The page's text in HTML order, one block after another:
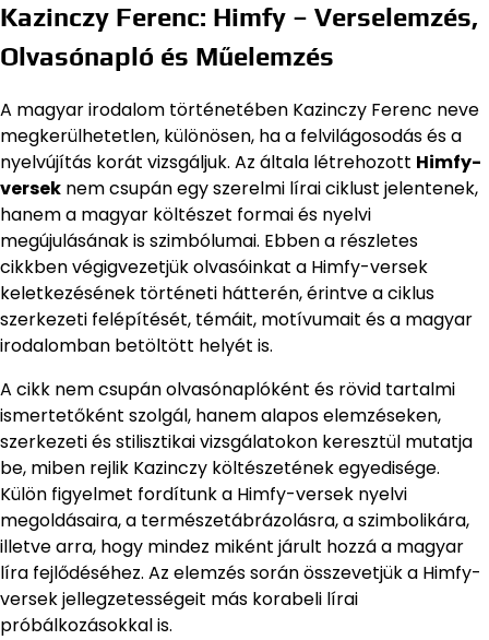
Kazinczy Ferenc: Himfy – Verselemzés,
Olvasónapló és Műelemzés
A magyar irodalom történetében Kazinczy Ferenc neve
megkerülhetetlen, különösen, ha a felvilágosodás és a
nyelvújítás korát vizsgáljuk. Az általa létrehozott Himfy-
versek nem csupán egy szerelmi lírai ciklust jelentenek,
hanem a magyar költészet formai és nyelvi
megújulásának is szimbólumai. Ebben a részletes
cikkben végigvezetjük olvasóinkat a Himfy-versek
keletkezésének történeti hátterén, érintve a ciklus
szerkezeti felépítését, témáit, motívumait és a magyar
irodalomban betöltött helyét is.
A cikk nem csupán olvasónaplóként és rövid tartalmi
ismertetőként szolgál, hanem alapos elemzéseken,
szerkezeti és stilisztikai vizsgálatokon keresztül mutatja
be, miben rejlik Kazinczy költészetének egyedisége.
Külön figyelmet fordítunk a Himfy-versek nyelvi
megoldásaira, a természetábrázolásra, a szimbolikára,
illetve arra, hogy mindez miként járult hozzá a magyar
líra fejlődéséhez. Az elemzés során összevetjük a Himfy-
versek jellegzetességeit más korabeli lírai
próbálkozásokkal is.